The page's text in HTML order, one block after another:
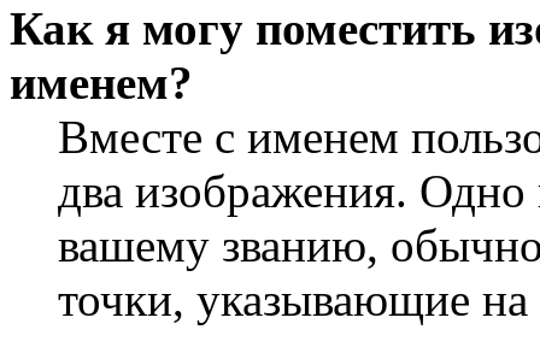
Как я могу поместить
именем?
Вместе с именем
два изображения.
вашему званию, обычно
точки, указывающие